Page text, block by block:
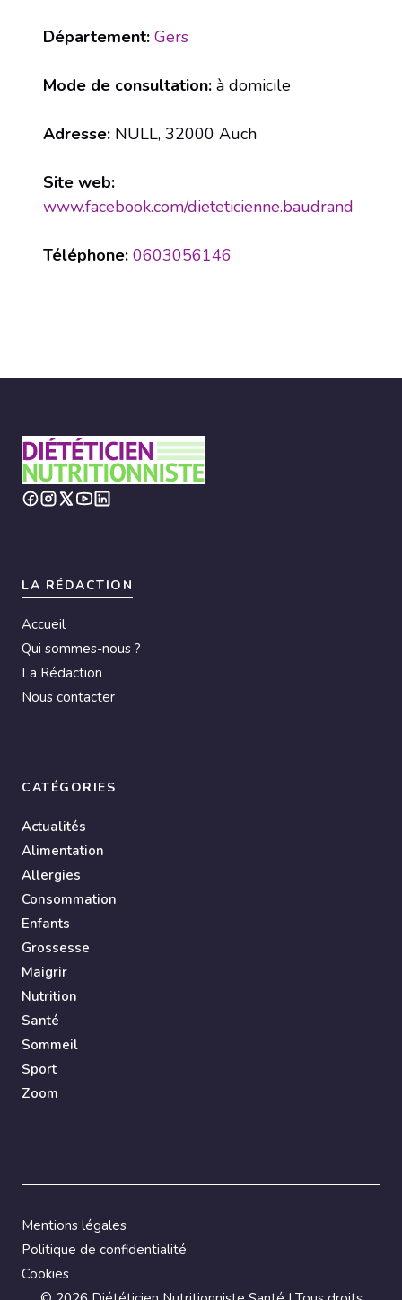
Département: Gers
Mode de consultation: à domicile
Adresse: NULL, 32000 Auch
Site web:
www.facebook.com/dieteticienne.baudrand
Téléphone: 0603056146
LA RÉDACTION
Accueil
Qui sommes-nous ?
La Rédaction
Nous contacter
CATÉGORIES
Actualités
Alimentation
Allergies
Consommation
Enfants
Grossesse
Maigrir
Nutrition
Santé
Sommeil
Sport
Zoom
Mentions légales
Politique de confidentialité
Cookies